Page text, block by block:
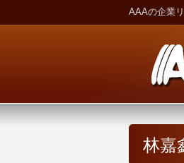
AAAの企業
林嘉